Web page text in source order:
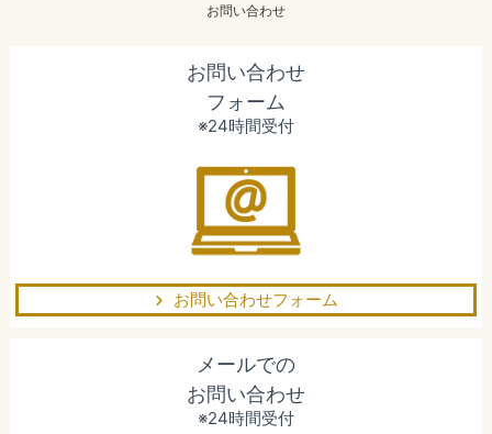
お問い合わせ
お問い合わせ
フォーム
※24時間受付
お問い合わせフォーム
メールでの
お問い合わせ
※24時間受付